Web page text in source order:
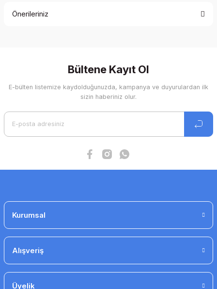
Önerileriniz
Görüş ve önerileriniz için teşekkür ederiz.
Ürün resmi kalitesiz, bozuk veya görüntülenemiyor.
Bültene Kayıt Ol
E-bülten listemize kaydolduğunuzda, kampanya ve duyurulardan ilk
sizin haberiniz olur.
Kurumsal
Alışveriş
Üyelik